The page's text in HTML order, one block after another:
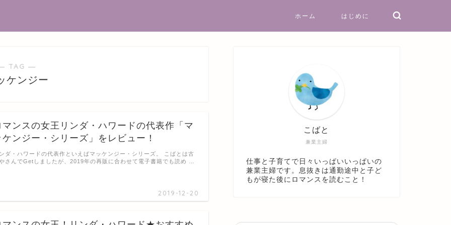
ホーム はじめに
TAG ―
ケンジー
マンスの女王リンダ・ハワードの代表作「マ
ケンジー・シリーズ」をレビュー！
2019-12-20
ダ・ハワードの代表作といえばマッケンジー・シリーズ。 こばとは古
さんでGetしましたが、2019年の再販に合わせて電子書籍でも読め …
兼業主婦
こばと
仕事と子育てで日々いっぱいいっぱいの
兼業主婦です。息抜きは通勤途中と子ど
もが寝た後にロマンスを読むこと！